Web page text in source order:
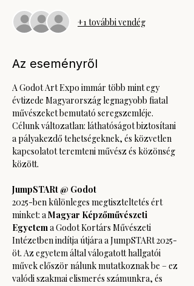
+1 további vendég
Az eseményről
A Godot Art Expo immár több mint egy
évtizede Magyarország legnagyobb fiatal
művészeket bemutató seregszemléje.
Célunk változatlan: láthatóságot biztosítani
a pályakezdő tehetségeknek, és közvetlen
kapcsolatot teremteni művész és közönség
között.
JumpSTARt @ Godot
2025-ben különleges megtiszteltetés ért
minket: a Magyar Képzőművészeti
Egyetem a Godot Kortárs Művészeti
Intézetben indítja útjára a JumpSTARt 2025-
öt. Az egyetem által válogatott hallgatói
művek először nálunk mutatkoznak be – ez
valódi szakmai elismerés számunkra, és